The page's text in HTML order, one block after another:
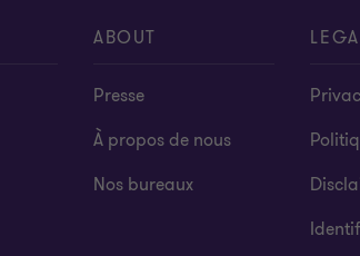
ABOUT
Presse
À propos de nous
Nos bureaux